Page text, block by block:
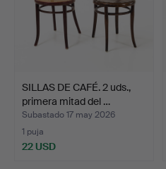
SILLAS DE CAFÉ. 2 uds.,
primera mitad del …
Subastado 17 may 2026
1 puja
22 USD